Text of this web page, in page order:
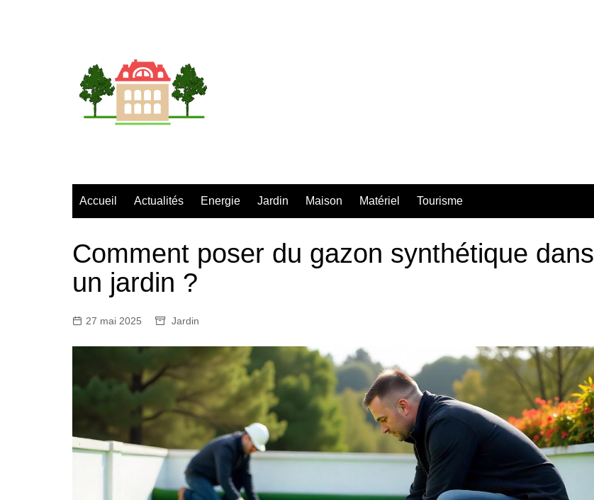
Accueil Actualités Energie Jardin Maison Matériel Tourisme
Comment poser du gazon synthétique dans
un jardin ?
27 mai 2025 Jardin